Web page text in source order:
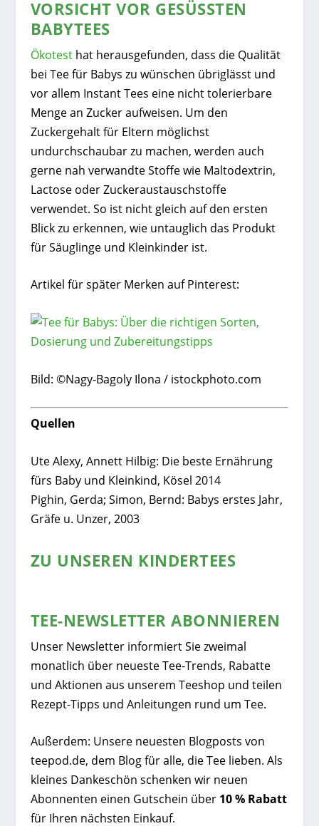
VORSICHT VOR GESÜSSTEN B
ABYTEES
Ökotesthat herausgefunden, dass die Qualität
bei Tee für Babys zu wünschen übriglässt und
vor allem Instant Tees eine nicht tolerierbare
Menge an Zucker aufweisen. Um den
Zuckergehalt für Eltern möglichst
undurchschaubar zu machen, werden auch
gerne nah verwandte Stoffe wie Maltodextrin,
Lactose oder Zuckeraustauschstoffe
verwendet. So ist nicht gleich auf den ersten
Blick zu erkennen, wie untauglich das Produkt
für Säuglinge und Kleinkinder ist.
Artikel für später Merken auf Pinterest:
Bild: ©Nagy-Bagoly Ilona / istockphoto.com
Quellen
Ute Alexy, Annett Hilbig: Die beste Ernährung
fürs Baby und Kleinkind, Kösel 2014
Pighin, Gerda; Simon, Bernd: Babys erstes Jahr,
Gräfe u. Unzer, 2003
ZU UNSEREN KINDERTEES
TEE-NEWSLETTER ABONNIEREN
Unser Newsletter informiert Sie zweimal
monatlich über neueste Tee-Trends, Rabatte
und Aktionen aus unserem Teeshop und teilen
Rezept-Tipps und Anleitungen rund um Tee.
Außerdem: Unsere neuesten Blogposts von
teepod.de, dem Blog für alle, die Tee lieben. Als
kleines Dankeschön schenken wir neuen
Abonnenten einen Gutschein über 10 % Rabatt
für Ihren nächsten Einkauf.